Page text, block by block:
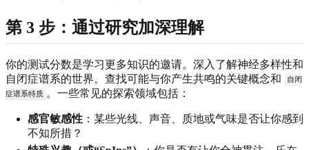
第 3 步：通过研究加深理解
你的测试分数是学习更多知识的邀请。深入了解神经多样性和
自闭症谱系的世界。查找可能与你产生共鸣的关键概念和
自闭
症谱系特质 。一些常见的探索领域包括：
感官敏感性 ：某些光线、声音、质地或气味是否让你感到
不知所措？